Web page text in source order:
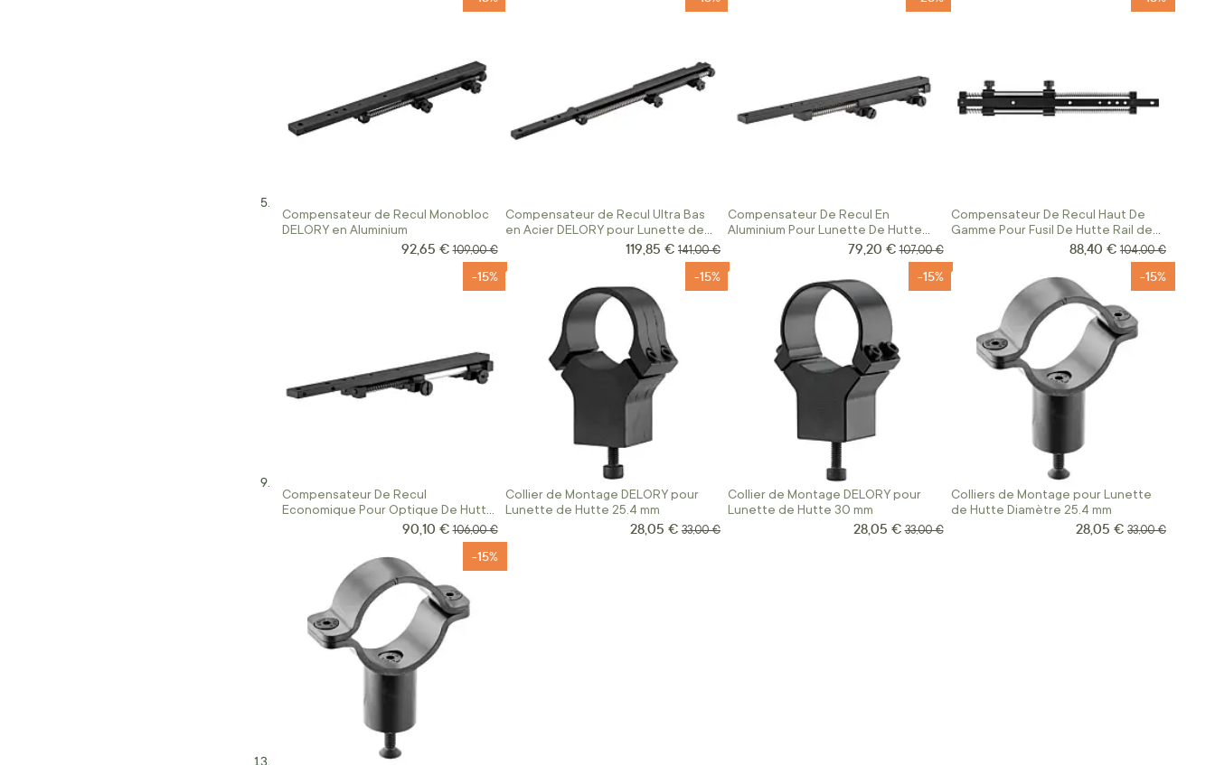
Compensateur de Recul Monobloc
DELORY en Aluminium
Prix Spécial
92,65 € Prix normal
109,00 €
Compensateur de Recul Ultra Bas
en Acier DELORY pour Lunette de
Prix Spécial
119,85 € Prix normal
141,00 €
Compensateur De Recul En
Aluminium Pour Lunette De Hutte
Prix Spécial
79,20 € Prix normal
107,00 €
Compensateur De Recul Haut De
Gamme Pour Fusil De Hutte Rail de
Prix Spécial
88,40 € Prix normal
104,00 €
Compensateur De Recul
Economique Pour Optique De Hutte
-15%
Prix Spécial
90,10 € Prix normal
106,00 €
Collier de Montage DELORY pour
Lunette de Hutte 25.4 mm
-15%
Prix Spécial
28,05 € Prix normal
33,00 €
Collier de Montage DELORY pour
Lunette de Hutte 30 mm
-15%
Prix Spécial
28,05 € Prix normal
33,00 €
Colliers de Montage pour Lunette
de Hutte Diamètre 25.4 mm
-15%
Prix Spécial
28,05 € Prix normal
33,00 €
-15%